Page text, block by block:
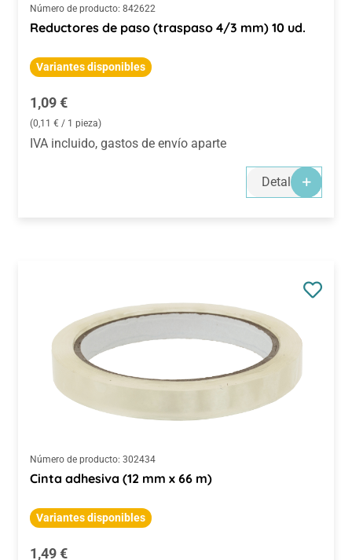
Número de producto: 842622
Reductores de paso (traspaso 4/3 mm) 10 ud.
Variantes disponibles
Precio normal:
1,09 €
(0,11 € / 1 pieza)
IVA incluido, gastos de envío aparte
Detalles
Número de producto: 302434
Cinta adhesiva (12 mm x 66 m)
Variantes disponibles
Precio normal:
1,49 €